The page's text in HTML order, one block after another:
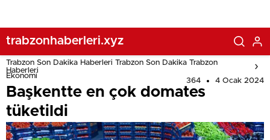
trabzonhaberleri.xyz
Trabzon Son Dakika Haberleri Trabzon Son Dakika Trabzon
Haberleri
Ekonomi
364 4 Ocak 2024
Başkentte en çok domates
tüketildi